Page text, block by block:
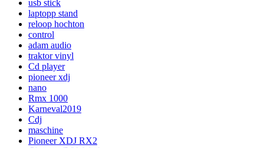
usb stick
laptopp stand
reloop hochton
control
adam audio
traktor vinyl
Cd player
pioneer xdj
nano
Rmx 1000
Karneval2019
Cdj
maschine
Pioneer XDJ RX2